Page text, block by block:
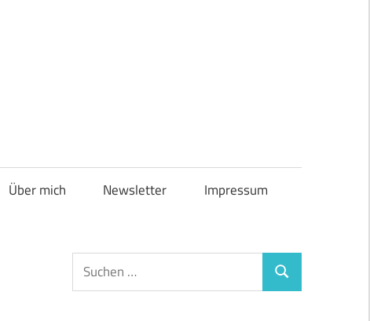
Über mich Newsletter Impressum
Suchen
nach:
Suchen